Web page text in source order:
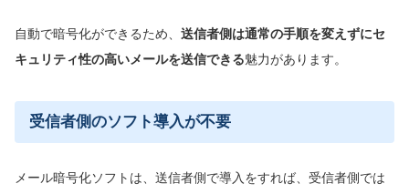
自動で暗号化ができるため、 送信者側は通常の手順を変えずにセ
キュリティ性の高いメールを送信できる魅力があります。
受信者側のソフト導入が不要
メール暗号化ソフトは、送信者側で導入をすれば、受信者側では